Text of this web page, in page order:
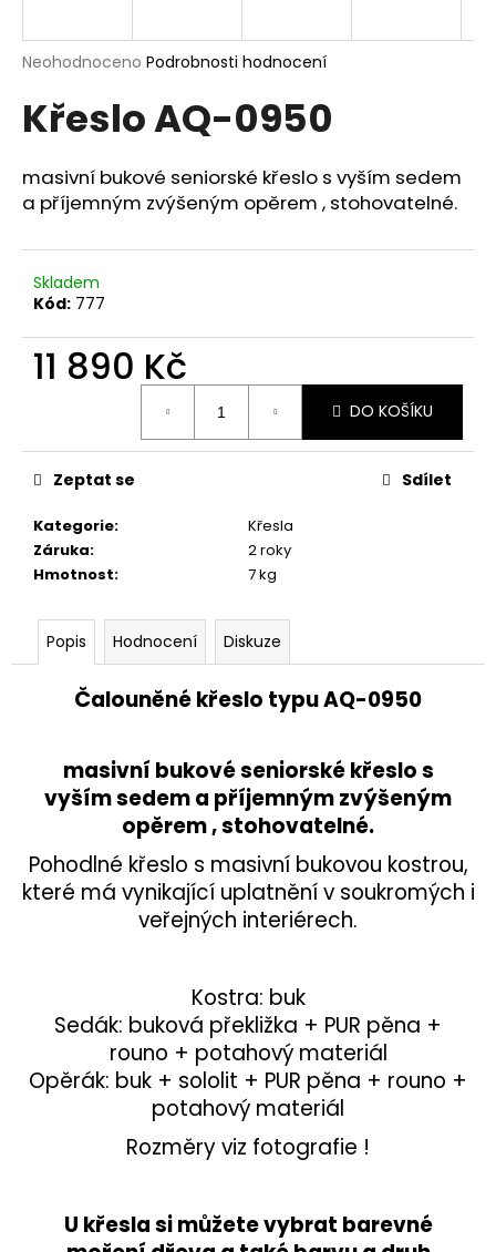
Průměrné
produktu
je
5
hvězdiček.
Neohodnoceno Podrobnosti hodnocení
Křeslo AQ-0950
masivní bukové seniorské křeslo s vyším sedem
a příjemným zvýšeným opěrem , stohovatelné.
Skladem
Kód: 777
11 890 Kč
DO KOŠÍKU
Kategorie:
Křesla
Záruka:
2 roky
Hmotnost: 7 kg
Zeptat se Sdílet
Popis Hodnocení Diskuze
Čalouněné křeslo typu AQ-0950
masivní bukové seniorské křeslo s
vyším sedem a příjemným zvýšeným
opěrem , stohovatelné.
Pohodlné křeslo s masivní bukovou kostrou,
které má vynikající uplatnění v soukromých i
veřejných interiérech.
Kostra: buk
Sedák: buková překližka + PUR pěna +
rouno + potahový materiál
Opěrák: buk + sololit + PUR pěna + rouno +
potahový materiál
Rozměry viz fotografie !
U křesla si můžete vybrat barevné
j
t
?
HLEDAT
D
r
u
u
e
DŘEVĚNÝ
890